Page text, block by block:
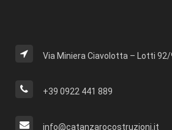
Via Miniera Ciavolotta – Lotti 92/
+39 0922 441 889
info@catanzarocostruzioni.it